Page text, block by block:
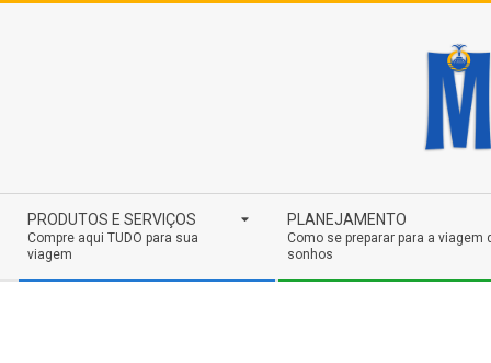
Navigation
Menu
PRODUTOS E SERVIÇOS
Compre aqui TUDO para sua
viagem
PLANEJAMENTO
Como se preparar para a viagem
sonhos